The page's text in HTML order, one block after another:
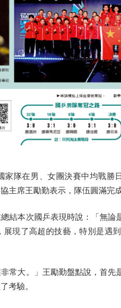
隊在男、女團決賽中均戰勝
主席王勵勤表示，隊伍圓滿完
本次國乒表現時說：「無論
現了高超的技藝，特別是遇
大。」王勵勤盤點說，首先
考驗。